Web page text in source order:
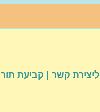
ליצירת קשר | קביעת תור